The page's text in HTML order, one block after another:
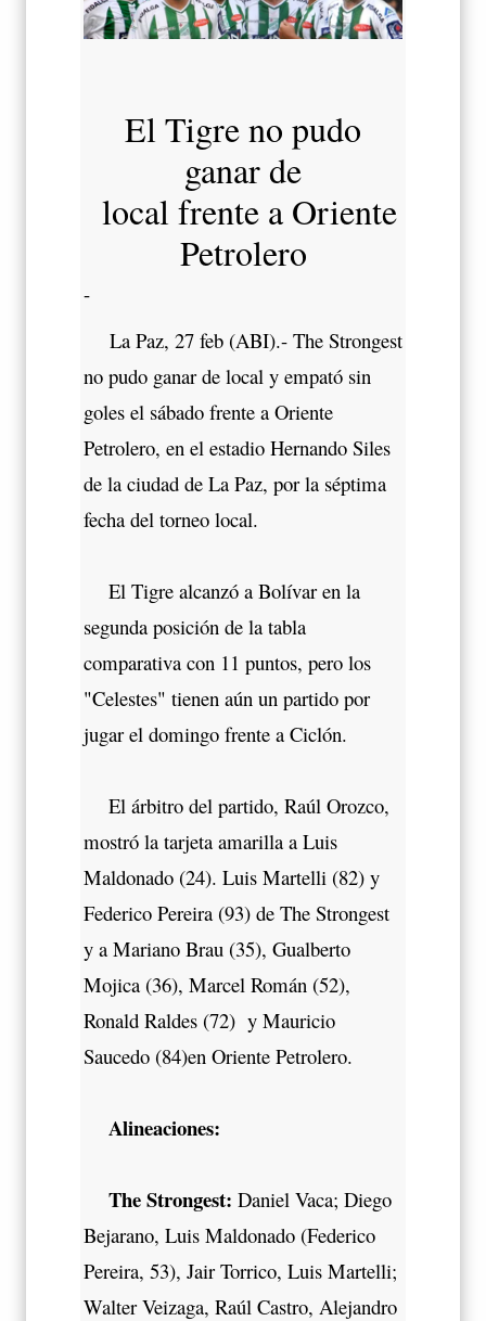
El Tigre no pudo
ganar de
local frente a Oriente
Petrolero
-
La Paz, 27 feb (ABI).- The Strongest
no pudo ganar de local y empató sin
goles el sábado frente a Oriente
Petrolero, en el estadio Hernando Siles
de la ciudad de La Paz, por la séptima
fecha del torneo local.
El Tigre alcanzó a Bolívar en la
segunda posición de la tabla
comparativa con 11 puntos, pero los
"Celestes" tienen aún un partido por
jugar el domingo frente a Ciclón.
El árbitro del partido, Raúl Orozco,
mostró la tarjeta amarilla a Luis
Maldonado (24). Luis Martelli (82) y
Federico Pereira (93) de The Strongest
y a Mariano Brau (35), Gualberto
Mojica (36), Marcel Román (52),
Ronald Raldes (72) y Mauricio
Saucedo (84)en Oriente Petrolero.
Alineaciones:
The Strongest: Daniel Vaca; Diego
Bejarano, Luis Maldonado (Federico
Pereira, 53), Jair Torrico, Luis Martelli;
Walter Veizaga, Raúl Castro, Alejandro